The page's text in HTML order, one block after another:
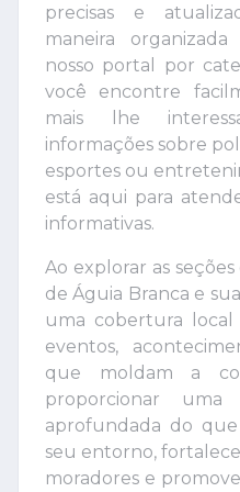
precisas e
maneira
nosso portal por
você encontre
mais lhe
informações sobre
esportes ou
está aqui para
informativas.
Ao explorar as
de Águia Branca e
uma cobertura local
eventos,
que moldam a
proporcionar
aprofundada do
seu entorno,
moradores e